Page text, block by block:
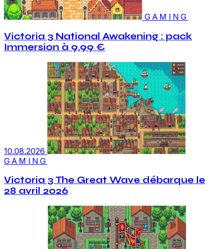
GAMING
Victoria 3 National Awakening : pack
Immersion à 9,99 €
10.08.2026
GAMING
Victoria 3 The Great Wave débarque le
28 avril 2026